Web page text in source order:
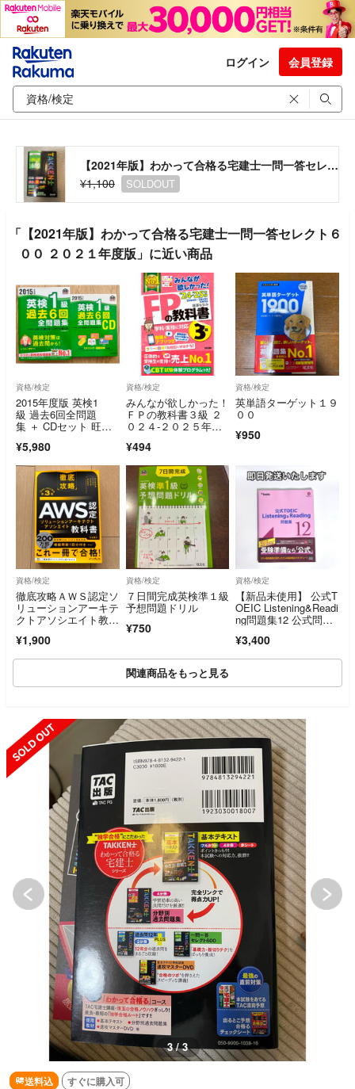
ログイン 会員登録
【2021年版】わかって合格る宅建士一問一答セレクト６００ ２０２１年度版
¥1,100
SOLDOUT
「【2021年版】わかって合格る宅建士一問一答セレクト６
００ ２０２１年度版」に近い商品
資格/検定
2015年度版 英検1
級 過去6回全問題
集 ＋ CDセット 旺文
¥5,980
資格/検定
みんなが欲しかった！
ＦＰの教科書３級 ２
０２４-２０２５年版/
（単行本）
¥494
資格/検定
英単語ターゲット１９
００
¥950
資格/検定
徹底攻略ＡＷＳ認定ソ
リューションアーキテ
クトアソシエイト教科
¥1,900
資格/検定
７日間完成英検準１級
予想問題ドリル
¥750
資格/検定
【新品未使用】 公式T
OEIC Listening&Readi
ng問題集12 公式問題
¥3,400
関連商品をもっと見る
SOLD OUT
3 / 3
送料込 すぐに購入可